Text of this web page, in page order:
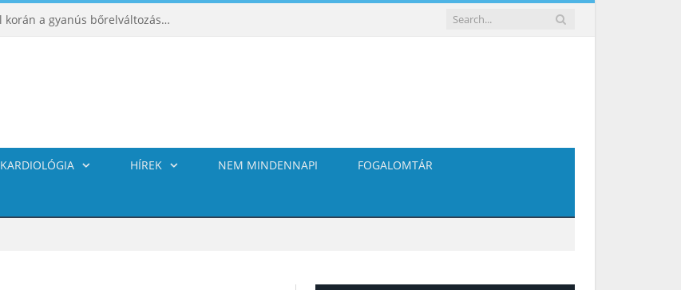
ABCDE‑módszer: így ismerhetjük fel korán a gyanús bőrelváltozásokat
KARDIOLÓGIA HÍREK NEM MINDENNAPI FOGALOMTÁR